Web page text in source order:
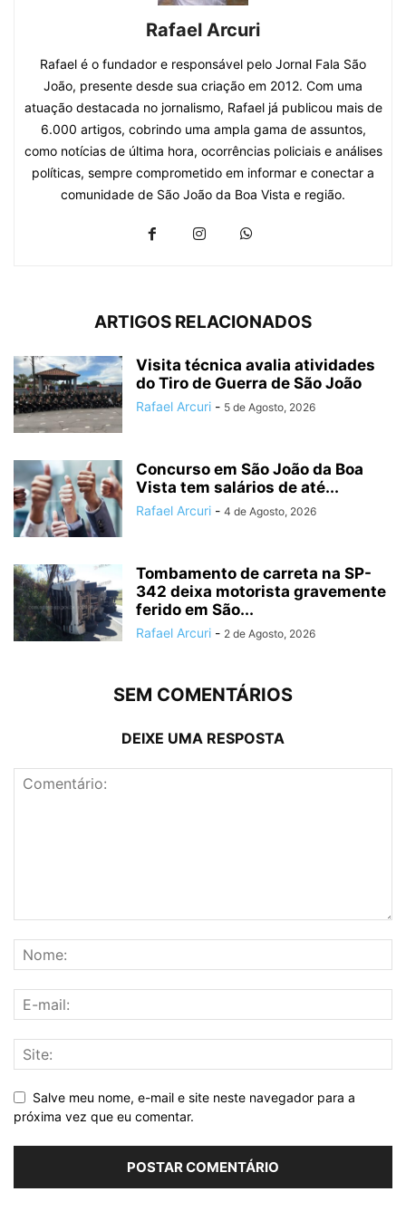
Rafael Arcuri
Rafael é o fundador e responsável pelo Jornal Fala São
João, presente desde sua criação em 2012. Com uma
atuação destacada no jornalismo, Rafael já publicou mais de
6.000 artigos, cobrindo uma ampla gama de assuntos,
como notícias de última hora, ocorrências policiais e análises
políticas, sempre comprometido em informar e conectar a
comunidade de São João da Boa Vista e região.
ARTIGOS RELACIONADOS
Visita técnica avalia atividades
do Tiro de Guerra de São João
Rafael Arcuri - 5 de Agosto, 2026
Concurso em São João da Boa
Vista tem salários de até...
Rafael Arcuri - 4 de Agosto, 2026
Tombamento de carreta na SP-
342 deixa motorista gravemente
ferido em São...
Rafael Arcuri - 2 de Agosto, 2026
SEM COMENTÁRIOS
DEIXE UMA RESPOSTA
Salve meu nome, e-mail e site neste navegador para a
próxima vez que eu comentar.